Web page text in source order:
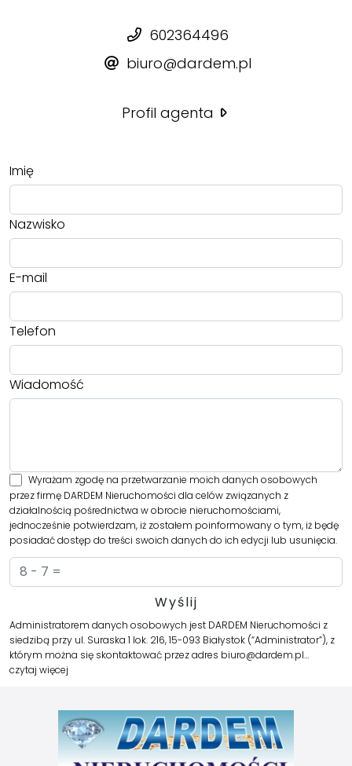
602364496
biuro@dardem.pl
Profil agenta
Imię
Nazwisko
E-mail
Telefon
Wiadomość
Wyrażam zgodę na przetwarzanie moich danych osobowych
przez firmę DARDEM Nieruchomości dla celów związanych z
działalnością pośrednictwa w obrocie nieruchomościami,
jednocześnie potwierdzam, iż zostałem poinformowany o tym, iż będę
posiadać dostęp do treści swoich danych do ich edycji lub usunięcia.
Administratorem danych osobowych jest DARDEM Nieruchomości z
siedzibą przy ul. Suraska 1 lok. 216, 15-093 Białystok (“Administrator”), z
którym można się skontaktować przez adres biuro@dardem.pl…
czytaj więcej